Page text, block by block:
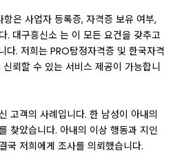
은 사업자 등록증, 자격증 보유 여부,
. 대구흥신소 는 이 모든 요건을 갖추고
다. 저희는 PRO탐정자격증 및 한국자격
뢰할 수 있는 서비스 제공이 가능합니
고객의 사례입니다. 한 남성이 아내의
찾았습니다. 아내의 이상 행동과 지인
국 저희에게 조사를 의뢰했습니다.